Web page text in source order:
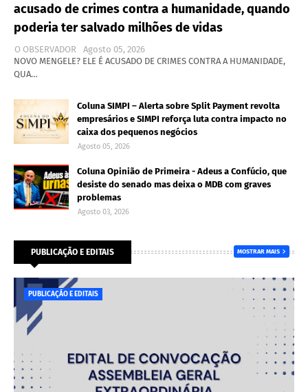
acusado de crimes contra a humanidade, quando
poderia ter salvado milhões de vidas
O OBSERVADOR
Agosto 05, 2026
NOVO MENGELE? ELE É ACUSADO DE CRIMES CONTRA A HUMANIDADE,
QUA…
Coluna SIMPI – Alerta sobre Split Payment revolta
empresários e SIMPI reforça luta contra impacto no
caixa dos pequenos negócios
Agosto 05, 2026
Coluna Opinião de Primeira - Adeus a Confúcio, que
desiste do senado mas deixa o MDB com graves
problemas
Agosto 03, 2026
PUBLICAÇÃO E EDITAIS MOSTRAR MAIS
PUBLICAÇÃO E EDITAIS